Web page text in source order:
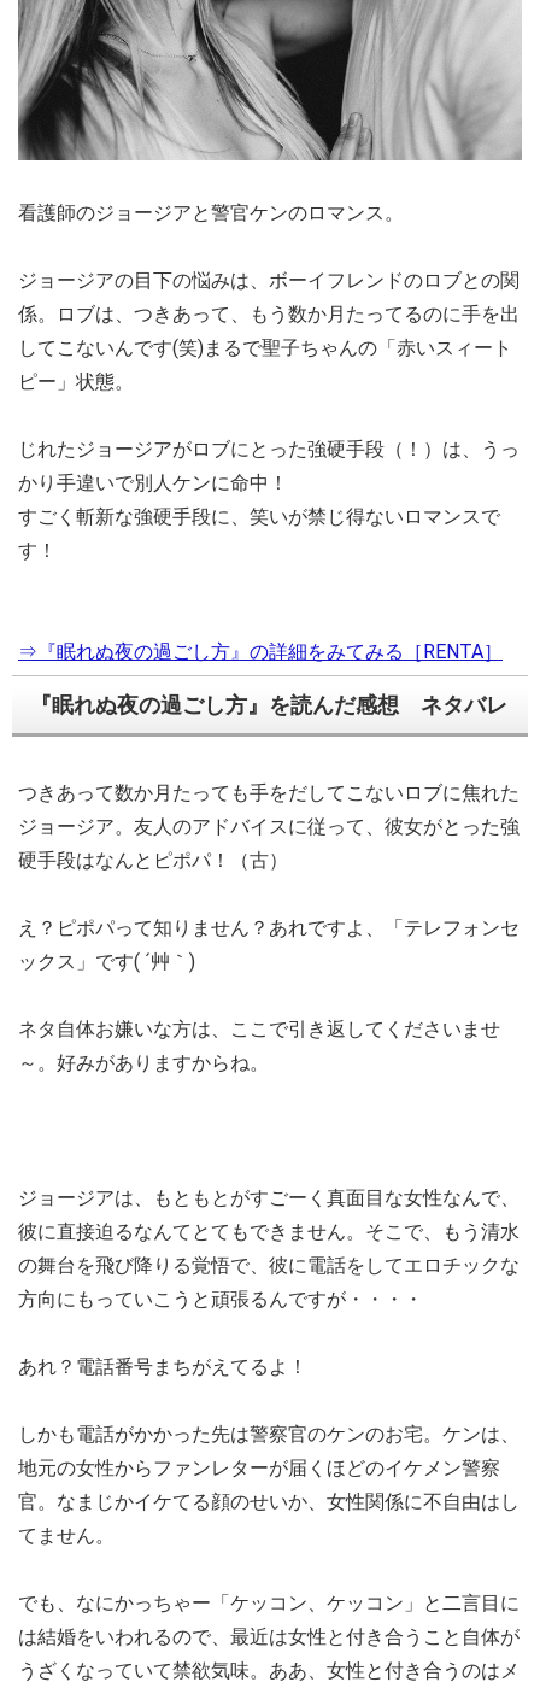
看護師のジョージアと警官ケンのロマンス。
ジョージアの目下の悩みは、ボーイフレンドのロブとの関
係。ロブは、つきあって、もう数か月たってるのに手を出
してこないんです(笑)まるで聖子ちゃんの「赤いスィート
ピー」状態。
じれたジョージアがロブにとった強硬手段（！）は、うっ
かり手違いで別人ケンに命中！
すごく斬新な強硬手段に、笑いが禁じ得ないロマンスで
す！
⇒『眠れぬ夜の過ごし方』の詳細をみてみる［RENTA］
『眠れぬ夜の過ごし方』を読んだ感想 ネタバレ
つきあって数か月たっても手をだしてこないロブに焦れた
ジョージア。友人のアドバイスに従って、彼女がとった強
硬手段はなんとピポパ！（古）
え？ピポパって知りません？あれですよ、「テレフォンセ
ックス」です( ´艸｀)
ネタ自体お嫌いな方は、ここで引き返してくださいませ
～。好みがありますからね。
ジョージアは、もともとがすごーく真面目な女性なんで、
彼に直接迫るなんてとてもできません。そこで、もう清水
の舞台を飛び降りる覚悟で、彼に電話をしてエロチックな
方向にもっていこうと頑張るんですが・・・・
あれ？電話番号まちがえてるよ！
しかも電話がかかった先は警察官のケンのお宅。ケンは、
地元の女性からファンレターが届くほどのイケメン警察
官。なまじかイケてる顔のせいか、女性関係に不自由はし
てません。
でも、なにかっちゃー「ケッコン、ケッコン」と二言目に
は結婚をいわれるので、最近は女性と付き合うこと自体が
うざくなっていて禁欲気味。ああ、女性と付き合うのはメ